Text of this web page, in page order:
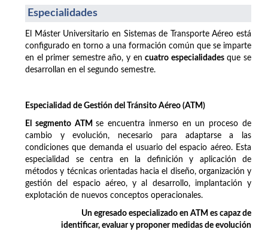
Especialidades
El Máster Universitario en Sistemas de Transporte Aéreo está
configurado en torno a una formación común que se imparte
en el primer semestre año, y encuatro especialidadesque se
desarrollan en el segundo semestre.
Especialidad de Gestión del Tránsito Aéreo (ATM)
El segmento ATMse encuentra inmerso en un proceso de
cambio y evolución, necesario para adaptarse a las
condiciones que demanda el usuario del espacio aéreo. Esta
especialidad se centra en la definición y aplicación de
métodos y técnicas orientadas hacia el diseño, organización y
gestión del espacio aéreo, y al desarrollo, implantación y
explotación de nuevos conceptos operacionales.
Un egresado especializado en ATM es capaz de
identificar, evaluar y proponer medidas de evolución